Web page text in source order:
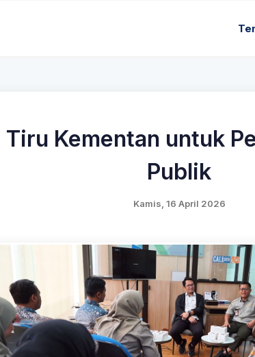
Tiru Kementan untuk
Publik
Kamis, 16 April 2026